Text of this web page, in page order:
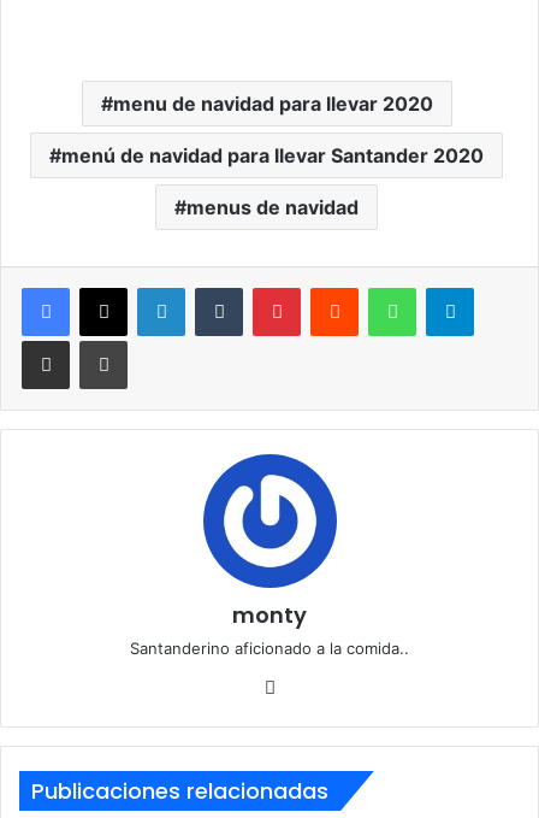
menu de navidad para llevar 2020
menú de navidad para llevar Santander 2020
menus de navidad
LinkedInTumblr PinterestReddit WhatsApp
Compartir por correo electrónicoImprimir
monty
Santanderino aficionado a la comida..
Publicaciones relacionadas